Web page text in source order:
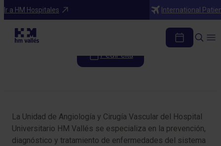
Ir a HM Hospitales International
Especialidades
Angiología y Cirugía Vascular
Pedir cita
La Unidad de Angiología y Cirugía Vascular del Hospital
Universitario HM Vallés se especializa en la prevención,
diagnóstico y tratamiento de enfermedades del sistema